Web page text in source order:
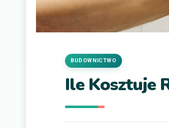
Ile Kosztuje
BUDOWNICTWO